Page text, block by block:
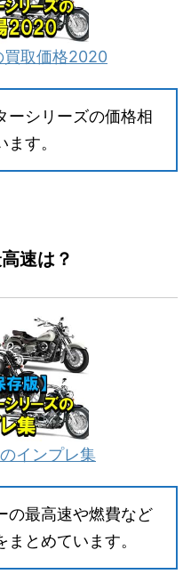
買取価格2020
ーシリーズの価格相
す。
速は？
インプレ集
の最高速や燃費など
とめています。